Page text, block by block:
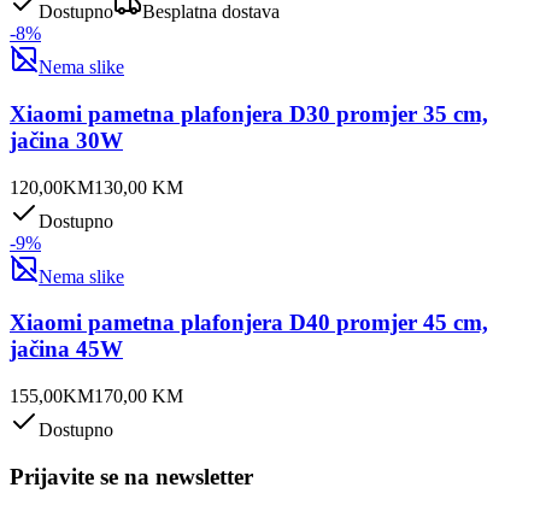
Dostupno
Besplatna dostava
-8%
Nema slike
Xiaomi pametna plafonjera D30 promjer 35 cm,
jačina 30W
120,00KM130,00 KM
Dostupno
-9%
Nema slike
Xiaomi pametna plafonjera D40 promjer 45 cm,
jačina 45W
155,00KM170,00 KM
Dostupno
Prijavite se na newsletter